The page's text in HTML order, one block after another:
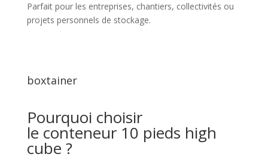
Parfait pour les entreprises, chantiers, collectivités ou
projets personnels de stockage.
boxtainer
Pourquoi choisir
le conteneur 10 pieds high
cube ?